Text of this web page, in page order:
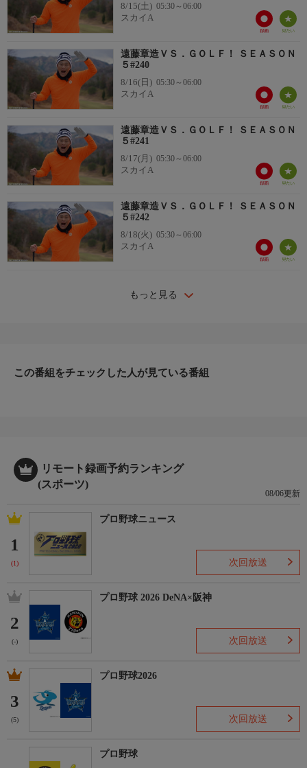
8/15(土) 05:30～06:00
スカイA
遠藤章造ＶＳ．ＧＯＬＦ！ ＳＥＡＳＯＮ
５#240
8/16(日) 05:30～06:00
スカイA
遠藤章造ＶＳ．ＧＯＬＦ！ ＳＥＡＳＯＮ
５#241
8/17(月) 05:30～06:00
スカイA
遠藤章造ＶＳ．ＧＯＬＦ！ ＳＥＡＳＯＮ
５#242
8/18(火) 05:30～06:00
スカイA
もっと見る
この番組をチェックした人が見ている番組
リモート録画予約ランキング
(スポーツ)
08/06更新
1
(1)
プロ野球ニュース
次回放送
2
(-)
プロ野球 2026 DeNA×阪神
次回放送
3
(5)
プロ野球2026
次回放送
プロ野球